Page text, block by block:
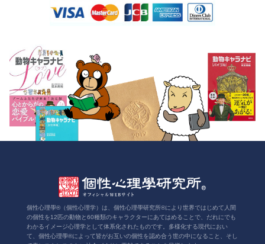
個性心理學®（個性心理学）は、個性心理學研究所®により世界ではじめて人間
の個性を12匹の動物と60種類のキャラクターにあてはめることで、だれにでも
わかるイメージ心理学として体系化されたものです。多様化する現代におい
て、個性心理學®によって皆がお互いの個性を認め合う世の中になること、そし